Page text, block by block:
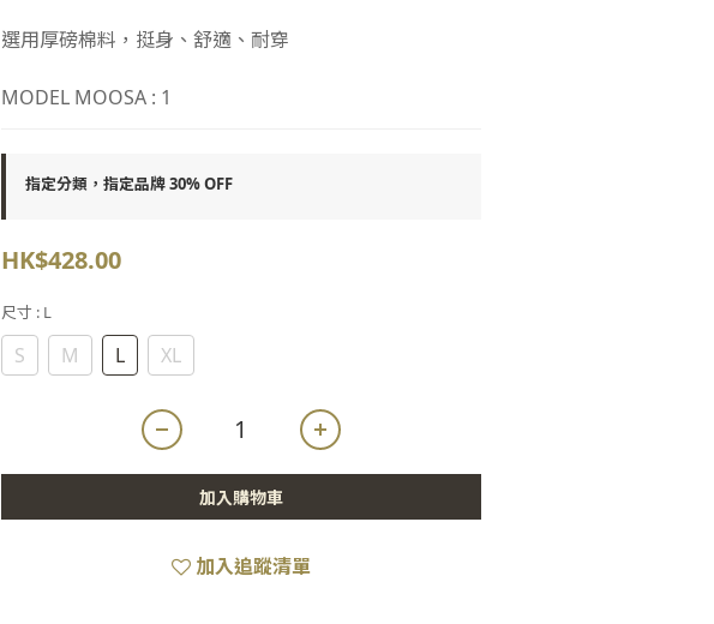
選用厚磅棉料，挺身、舒適、耐穿
MODEL MOOSA : 1
指定分類，指定品牌 30% OFF
HK$428.00
尺寸 : L
S M L XL
加入購物車
加入追蹤清單